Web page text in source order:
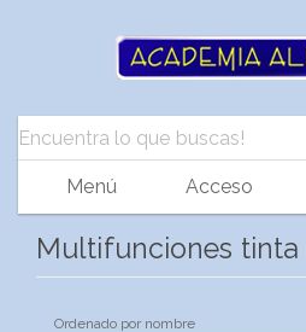
Menú Acceso
Multifunciones tinta